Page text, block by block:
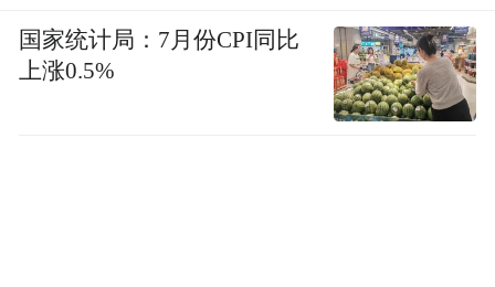
国家统计局：7月份CPI同比
上涨0.5%